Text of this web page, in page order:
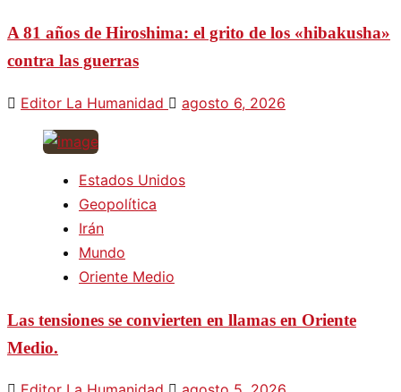
A 81 años de Hiroshima: el grito de los «hibakusha»
contra las guerras
Editor La Humanidad agosto 6, 2026
Estados Unidos
Geopolítica
Irán
Mundo
Oriente Medio
Las tensiones se convierten en llamas en Oriente
Medio.